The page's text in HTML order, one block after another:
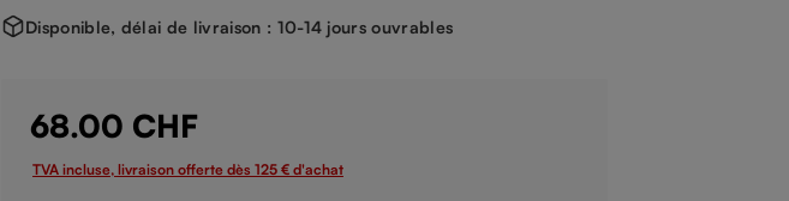
Disponible, délai de livraison : 10-14 jours ouvrables
68.00 CHF
TVA incluse, livraison offerte dès 125 € d'achat